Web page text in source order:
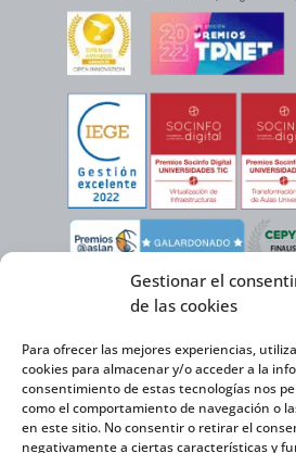
Gestionar el
de las cookies
Para ofrecer las mejores experiencias,
cookies para almacenar y/o acceder a la
consentimiento de estas tecnologías nos
como el comportamiento de navegación o
en este sitio. No consentir o retirar el
negativamente a ciertas características y